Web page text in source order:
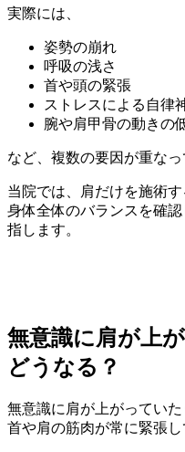
実際には、
姿勢の崩れ
呼吸の浅さ
首や頭の緊張
ストレスによる自律
腕や肩甲骨の動きの
など、複数の要因が重な
当院では、肩だけを施術す
身体全体のバランスを確
指します。
無意識に肩が上
どうなる？
無意識に肩が上がってい
首や肩の筋肉が常に緊張し